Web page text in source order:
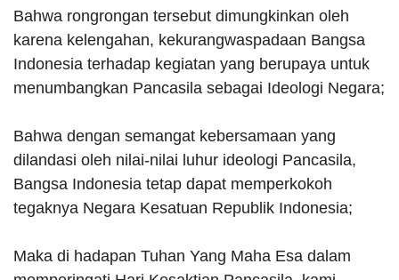
Bahwa rongrongan tersebut dimungkinkan oleh
karena kelengahan, kekurangwaspadaan Bangsa
Indonesia terhadap kegiatan yang berupaya untuk
menumbangkan Pancasila sebagai Ideologi Negara;
Bahwa dengan semangat kebersamaan yang
dilandasi oleh nilai-nilai luhur ideologi Pancasila,
Bangsa Indonesia tetap dapat memperkokoh
tegaknya Negara Kesatuan Republik Indonesia;
Maka di hadapan Tuhan Yang Maha Esa dalam